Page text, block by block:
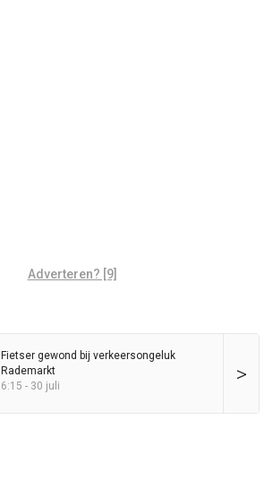
Adverteren? [9]
>
Fietser gewond bij verkeersongeluk
Rademarkt
6:15 - 30 juli